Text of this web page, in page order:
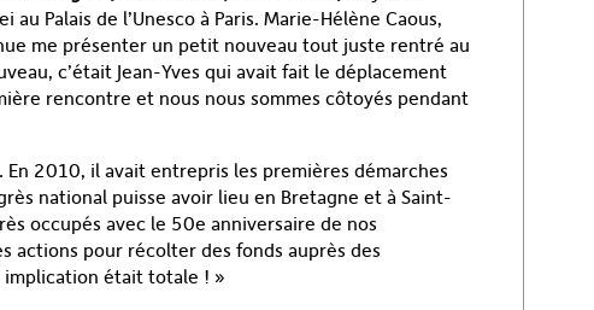
au Palais de l’Unesco à Paris. Marie-Hélène Caous,
me présenter un petit nouveau tout juste rentré au
c’était Jean-Yves qui avait fait le déplacement
rencontre et nous nous sommes côtoyés pendant
En 2010, il avait entrepris les premières démarches
national puisse avoir lieu en Bretagne et à Saint-
occupés avec le 50e anniversaire de nos
actions pour récolter des fonds auprès des
implication était totale ! »